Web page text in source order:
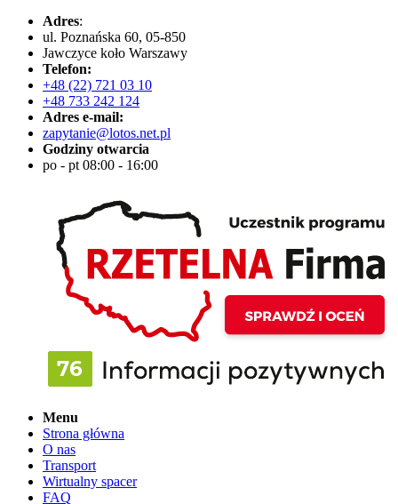
Adres:
ul. Poznańska 60, 05-850
Jawczyce koło Warszawy
Telefon:
+48 (22) 721 03 10
+48 733 242 124
Adres e-mail:
zapytanie@lotos.net.pl
Godziny otwarcia
po - pt 08:00 - 16:00
Menu
Strona główna
O nas
Transport
Wirtualny spacer
FAQ